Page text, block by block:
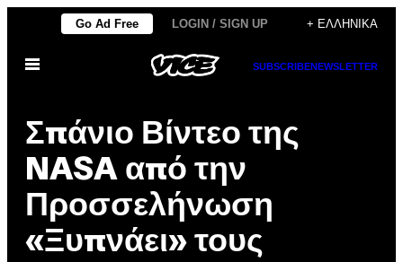
Μετάβαση
περιεχόμενο
Go Ad Free LOGIN / SIGN UP + ΕΛΛΗΝΙΚΆ
Ανοίξτε
SUBSCRIBENEWSLETTER
Σπάνιο Βίντεο της
NASA από την
Προσσελήνωση
«Ξυπνάει» τους